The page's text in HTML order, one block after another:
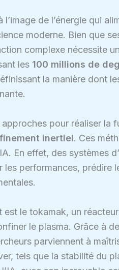
de l’énergie qui
moderne. Bien que
complexe nécessite
les 100 millions de
la manière dont
pour réaliser la
inertiel. Ces
En effet, des systèmes
performances, prédire
est le tokamak, un
le plasma. Grâce à
parviennent à
tels que la stabilité du